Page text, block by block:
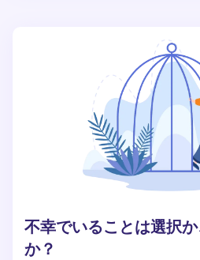
不幸でいることは選択
か？